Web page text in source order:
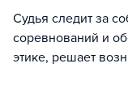
Судья следит за
соревнований и
этике, решает